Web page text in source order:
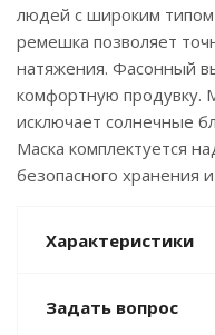
людей с широким типом
ремешка позволяет
натяжения. Фасонный
комфортную продувку.
исключает солнечные
Маска комплектуется
безопасного хранения
Характеристики
Задать вопрос